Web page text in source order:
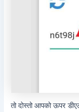
तो दोस्तो आपको ऊपर